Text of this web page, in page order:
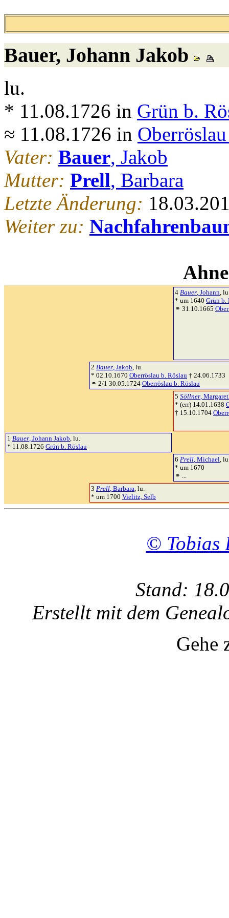
Bauer, Johann Jakob
lu.
* 11.08.1726 in Grün b.
≈ 11.08.1726 in
Vater: Bauer, Jakob
Mutter: Prell, Barbara
Letzte Änderung:
Weiter zu:
4 Bauer, Johann,
* um 1640 Grün b.
⚭ 31.10.1665
2 Bauer, Jakob, lu.
* 02.10.1670 Oberröslau b. Röslau † 24.06.1733
⚭ 2/1 30.05.1724 Oberröslau b. Röslau
5 Söllner,
* (err) 14.01.1638
† 15.10.1704
1 Bauer, Johann Jakob, lu.
* 11.08.1726 Grün b. Röslau
6 Prell, Michael,
* um 1670
⚭ ...
3 Prell, Barbara, lu.
* um 1700 Vielitz, Selb
© Tobias
Stand:
Erstellt mit dem
Gehe